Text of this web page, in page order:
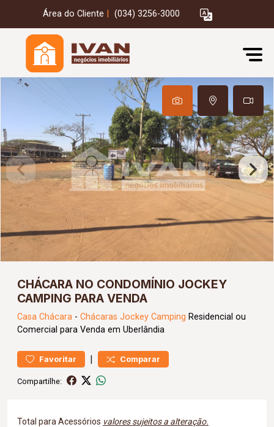
Área do Cliente (034) 3256-3000
CHÁCARA NO CONDOMÍNIO JOCKEY
CAMPING PARA VENDA
Casa Chácara - Chácaras Jockey Camping Residencial ou
Comercial para Venda em Uberlândia
Favoritar | Comparar
Compartilhe:
Total para Acessórios valores sujeitos a alteração.